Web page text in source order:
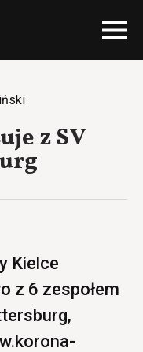
z SV
Kielce
z 6 zespołem